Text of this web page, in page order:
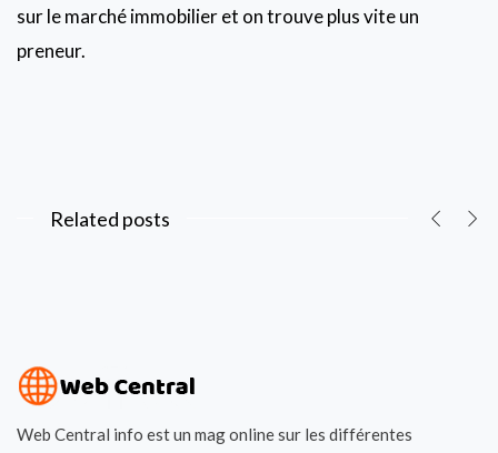
sur le marché immobilier et on trouve plus vite un
preneur.
Related posts
Web Central info est un mag online sur les différentes